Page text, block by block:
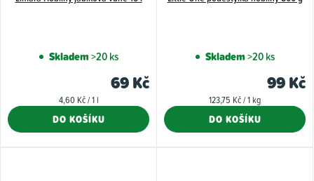
Skladem>20 ks
69 Kč
Měrná
4,60 Kč / 1 l
DO KOŠÍKU
Skladem>20 ks
99 Kč
Měrná
123,75 Kč / 1 kg
DO KOŠÍKU